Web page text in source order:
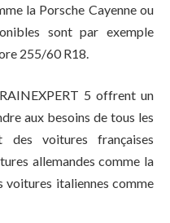
la Porsche Cayenne ou
sont par exemple
255/60 R18.
5 offrent un
aux besoins de tous les
des voitures françaises
allemandes comme la
voitures italiennes comme